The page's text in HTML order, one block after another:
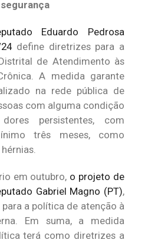
Eduardo Pedrosa
define diretrizes para a
de Atendimento às
A medida garante
na rede pública de
com alguma condição
persistentes, com
três meses, como
em outubro, o projeto de
Gabriel Magno (PT),
a política de atenção à
Em suma, a medida
terá como diretrizes a